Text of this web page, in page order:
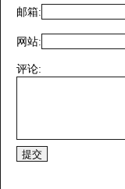
邮箱:
网站:
评论: